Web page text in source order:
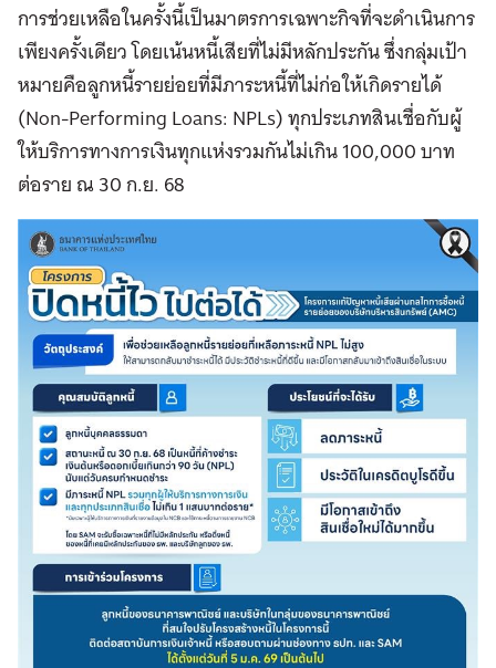
การช่วยเหลือในครั้งนี้เป็นมาตรการเฉพาะกิจที่จะดำเนินการ
เพียงครั้งเดียว โดยเน้นหนี้เสียที่ไม่มีหลักประกัน ซึ่งกลุ่มเป้า
หมายคือลูกหนี้รายย่อยที่มีภาระหนี้ที่ไม่ก่อให้เกิดรายได้
(Non-Performing Loans: NPLs) ทุกประเภทสินเชื่อกับผู้
ให้บริการทางการเงินทุกแห่งรวมกันไม่เกิน 100,000 บาท
ต่อราย ณ 30 ก.ย. 68